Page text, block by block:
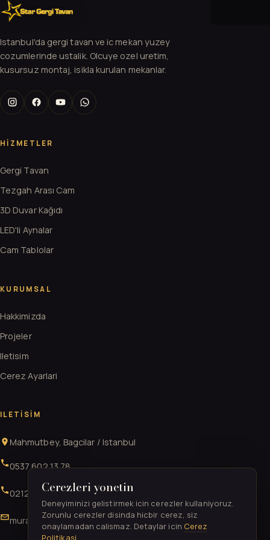
Istanbul'da gergi tavan ve ic mekan yuzey
cozumlerinde ustalik. Olcuye ozel uretim,
kusursuz montaj, isikla kurulan mekanlar.
HIZMETLER
Gergi Tavan
Tezgah Arası Cam
3D Duvar Kağıdı
LED'li Aynalar
Cam Tablolar
KURUMSAL
Hakkimizda
Projeler
Iletisim
Cerez Ayarlari
ILETISIM
Mahmutbey, Bagcilar / Istanbul
0537 602 13 78
0212 706 52 41
muratgurkan52@gmail.com
Cerezleri yonetin
Deneyiminizi gelistirmek icin cerezler kullaniyoruz.
Zorunlu cerezler disinda hicbir cerez, siz
onaylamadan calismaz. Detaylar icin Cerez
Politikasi